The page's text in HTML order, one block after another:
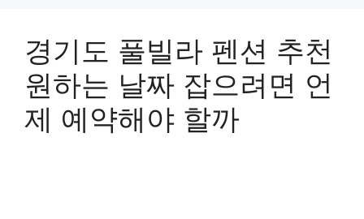
경기도 풀빌라 펜션 추천
원하는 날짜 잡으려면 언
제 예약해야 할까